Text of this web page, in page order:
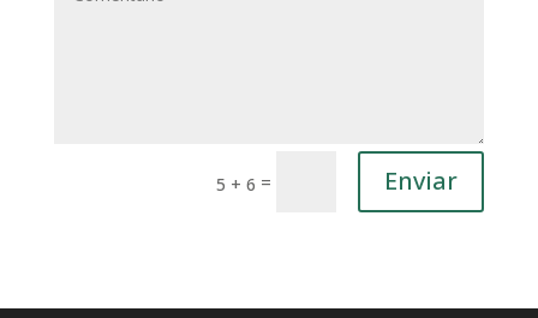
5 + 6 = Enviar